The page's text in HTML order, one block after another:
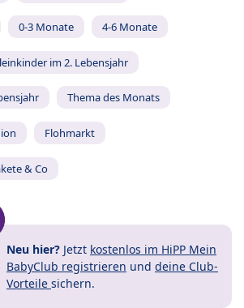
0-3 Monate 4-6 Monate
im 2. Lebensjahr
Thema des Monats
Flohmarkt
& Co
Neu hier? Jetzt kostenlos im HiPP Mein
BabyClub registrieren und deine Club-
Vorteile sichern.